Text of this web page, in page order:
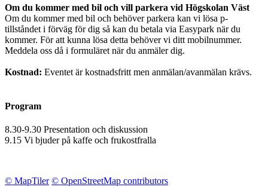
Om du kommer med bil och vill parkera vid Högskolan Väst
Om du kommer med bil och behöver parkera kan vi lösa p-
tillståndet i förväg för dig så kan du betala via Easypark när du
kommer. För att kunna lösa detta behöver vi ditt mobilnummer.
Meddela oss då i formuläret när du anmäler dig.
Kostnad: Eventet är kostnadsfritt men anmälan/avanmälan krävs.
Program
8.30-9.30 Presentation och diskussion
9.15 Vi bjuder på kaffe och frukostfralla
© MapTiler © OpenStreetMap contributors